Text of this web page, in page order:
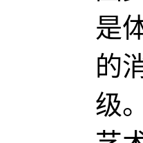
是
的
级